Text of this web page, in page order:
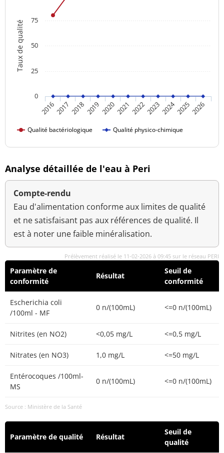
Taux de qualité
Qualité bactériologique Qualité physico-chimique
20162017 201820192020202120222023202420252026
0
25
50
75
Analyse détaillée de l'eau à Peri
Compte-rendu
Eau d'alimentation conforme aux limites de qualité
et ne satisfaisant pas aux références de qualité. Il
est à noter une faible minéralisation.
Prélèvement réalisé le 11-02-2026 à 09:45 sur le réseau PERI
Paramètre de
conformité
Résultat
Seuil de
conformité
Escherichia coli
/100ml - MF
0 n/(100mL) <=0 n/(100mL)
Nitrites (en NO2) <0,05 mg/L <=0,5 mg/L
Nitrates (en NO3) 1,0 mg/L <=50 mg/L
Entérocoques /100ml-
MS
0 n/(100mL) <=0 n/(100mL)
Source : Ministère de la Santé
Paramètre de qualité Résultat
Seuil de
qualité